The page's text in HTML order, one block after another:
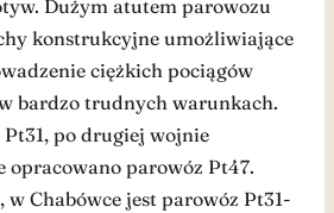
Dużym atutem parowozu
konstrukcyjne umożliwiające
ciężkich pociągów
bardzo trudnych warunkach.
po drugiej wojnie
opracowano parowóz Pt47.
w Chabówce jest parowóz Pt31-